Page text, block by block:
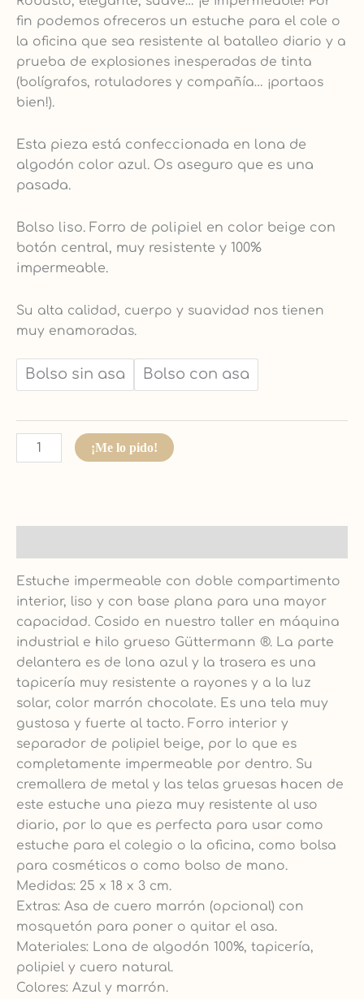
fin podemos ofreceros un estuche para el cole o
la oficina que sea resistente al batalleo diario y a
prueba de explosiones inesperadas de tinta
(bolígrafos, rotuladores y compañía… ¡portaos
bien!).
Esta pieza está confeccionada en lona de
algodón color azul. Os aseguro que es una
pasada.
Bolso liso. Forro de polipiel en color beige con
botón central, muy resistente y 100%
impermeable.
Su alta calidad, cuerpo y suavidad nos tienen
muy enamoradas.
Bolso sin asa Bolso con asa
¡Me lo pido!
Estuche impermeable con doble compartimento
interior, liso y con base plana para una mayor
capacidad. Cosido en nuestro taller en máquina
industrial e hilo grueso Güttermann ®. La parte
delantera es de lona azul y la trasera es una
tapicería muy resistente a rayones y a la luz
solar, color marrón chocolate. Es una tela muy
gustosa y fuerte al tacto. Forro interior y
separador de polipiel beige, por lo que es
completamente impermeable por dentro. Su
cremallera de metal y las telas gruesas hacen de
este estuche una pieza muy resistente al uso
diario, por lo que es perfecta para usar como
estuche para el colegio o la oficina, como bolsa
para cosméticos o como bolso de mano.
Medidas: 25 x 18 x 3 cm.
Extras: Asa de cuero marrón (opcional) con
mosquetón para poner o quitar el asa.
Materiales: Lona de algodón 100%, tapicería,
polipiel y cuero natural.
Colores: Azul y marrón.